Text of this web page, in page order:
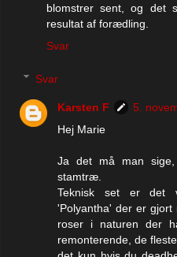
blomstrer sent, og det
resultat af forædling.
Svar
Svar
Karsten F
5.
Hej Marie
Ja det må man
stamtræ.
Teknisk set er det
'Polyantha' der er
roser i naturen der
remonterende, de